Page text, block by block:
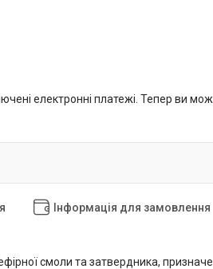
електронні платежі. Тепер ви
Інформація для замовлення
смоли та затвердника,